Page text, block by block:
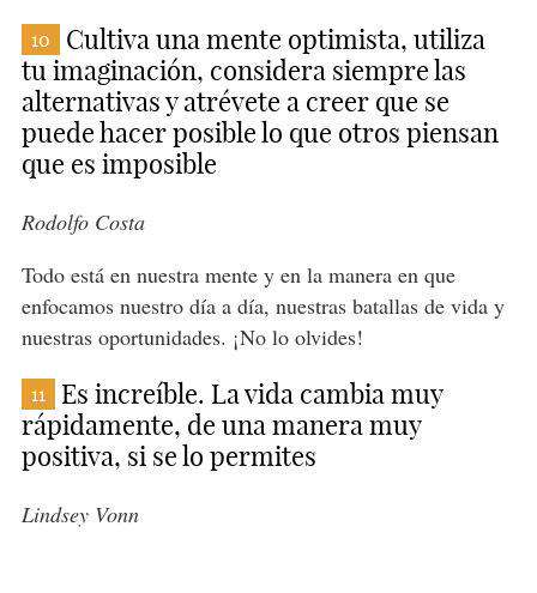
10
Cultiva una mente optimista, utiliza
tu imaginación, considera siempre las
alternativas y atrévete a creer que se
puede hacer posible lo que otros piensan
que es imposible
Rodolfo Costa
Todo está en nuestra mente y en la manera en que
enfocamos nuestro día a día, nuestras batallas de vida y
nuestras oportunidades. ¡No lo olvides!
11
Es increíble. La vida cambia muy
rápidamente, de una manera muy
positiva, si se lo permites
Lindsey Vonn